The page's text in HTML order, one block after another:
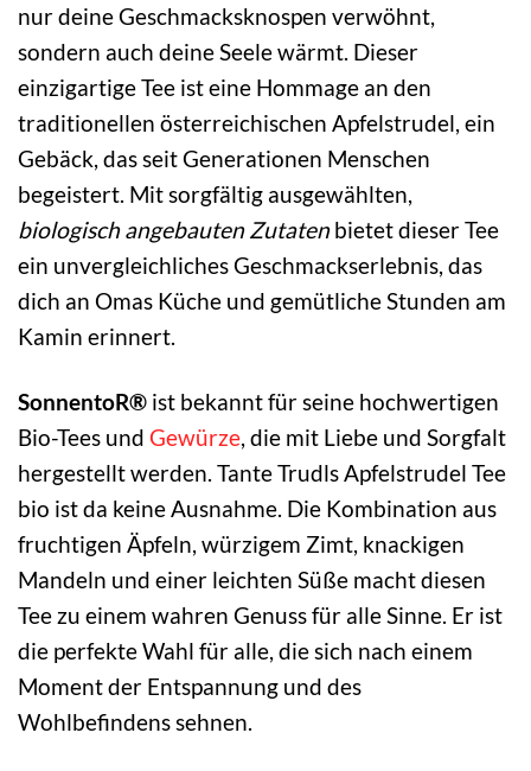
nur deine Geschmacksknospen verwöhnt,
sondern auch deine Seele wärmt. Dieser
einzigartige Tee ist eine Hommage an den
traditionellen österreichischen Apfelstrudel, ein
Gebäck, das seit Generationen Menschen
begeistert. Mit sorgfältig ausgewählten,
biologisch angebauten Zutatenbietet dieser Tee
ein unvergleichliches Geschmackserlebnis, das
dich an Omas Küche und gemütliche Stunden am
Kamin erinnert.
SonnentoR® ist bekannt für seine hochwertigen
Bio-Tees und Gewürze, die mit Liebe und Sorgfalt
hergestellt werden. Tante Trudls Apfelstrudel Tee
bio ist da keine Ausnahme. Die Kombination aus
fruchtigen Äpfeln, würzigem Zimt, knackigen
Mandeln und einer leichten Süße macht diesen
Tee zu einem wahren Genuss für alle Sinne. Er ist
die perfekte Wahl für alle, die sich nach einem
Moment der Entspannung und des
Wohlbefindens sehnen.